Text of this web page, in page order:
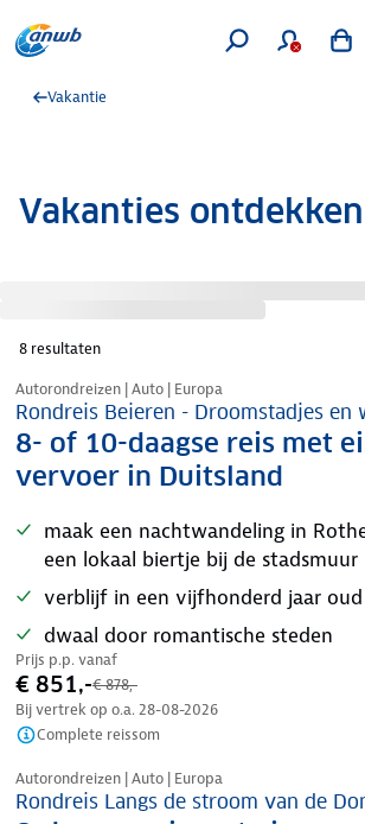
Vakantie
Vakanties ontdekken
8 resultaten
Nazomer korting
Autorondreizen | Auto | Europa
Rondreis Beieren - Droomstadjes en
8- of 10-daagse reis met
vervoer in Duitsland
maak een nachtwandeling in
een lokaal biertje bij de stadsmuur
verblijf in een vijfhonderd jaar
dwaal door romantische steden
Prijs p.p. vanaf
€ 851,-€ 878,-
Bij vertrek op o.a. 28-08-2026
Complete reissom
Nazomer korting
Autorondreizen | Auto | Europa
Rondreis Langs de stroom van de